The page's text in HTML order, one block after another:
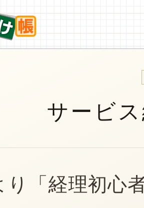
サービ
り「経理初心